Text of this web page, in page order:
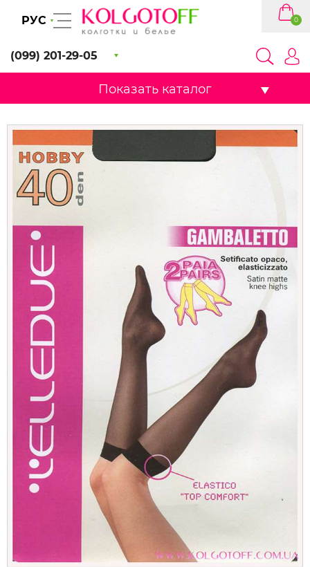
РУС
(099) 201-29-05
0
Показать каталог